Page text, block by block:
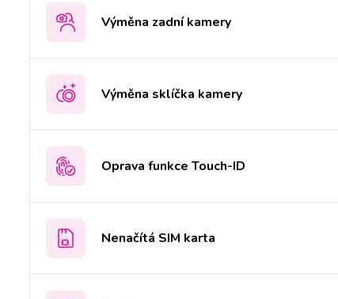
Výměna zadní kamery
Výměna sklíčka kamery
Oprava funkce Touch-ID
Nenačítá SIM karta